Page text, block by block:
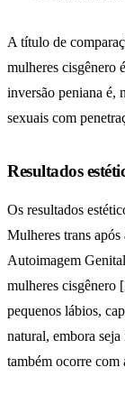
A título de
mulheres cisgênero
inversão peniana é,
sexuais com
Resultados
Os resultados
Mulheres trans
Autoimagem
mulheres cisgênero
pequenos lábios,
natural, embora
também ocorre com